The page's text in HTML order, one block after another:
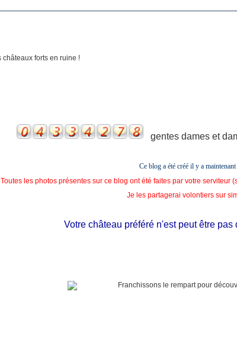
gentes dames et
Ce blog a été créé il y a
Toutes les photos présentes sur ce blog ont été faites par votre serviteur (
Je les partagerai volontiers sur
Votre château préféré n'est peut être pas